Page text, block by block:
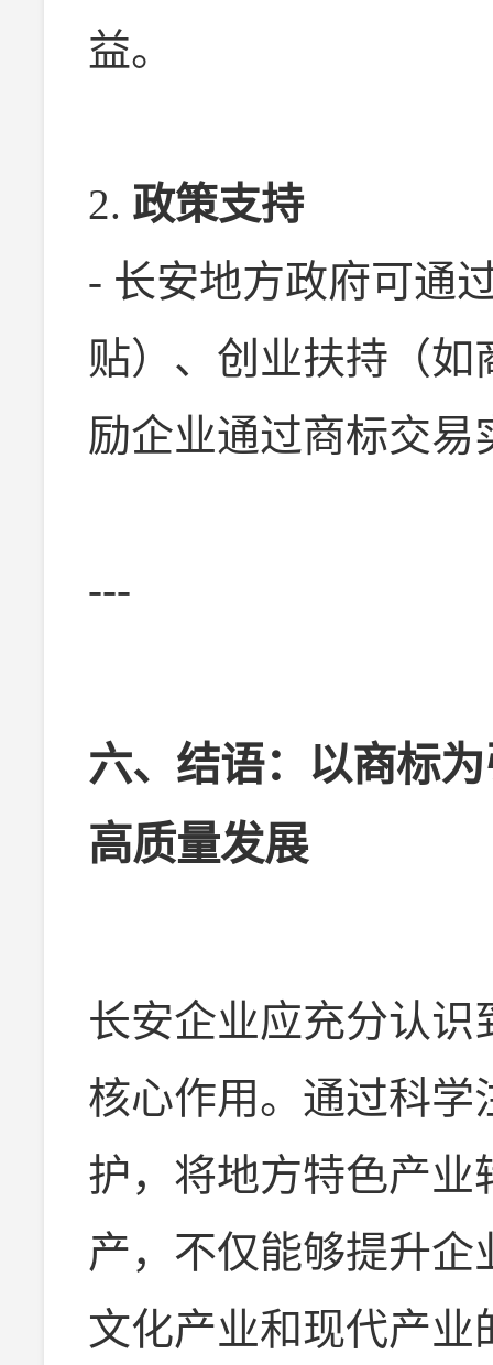
益。
2. 政策支持
- 长安地方政府可通
贴）、创业扶持（
励企业通过商标交易
---
六、结语：以商标
高质量发展
长安企业应充分认
核心作用。通过科学
护，将地方特色产业
产，不仅能够提升
文化产业和现代产